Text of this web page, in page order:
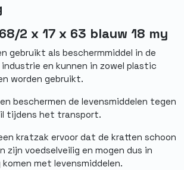
2 x 17 x 63 blauw 18 my
gebruikt als beschermmiddel in de
en kunnen in zowel plastic
worden gebruikt.
beschermen de levensmiddelen tegen
tijdens het transport.
kratzak ervoor dat de kratten schoon
zijn voedselveilig en mogen dus in
met levensmiddelen.